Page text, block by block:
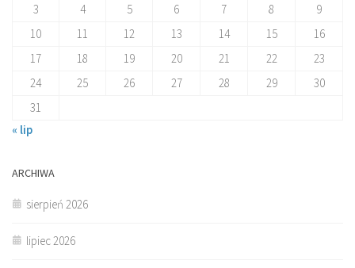
3
4 5 6 7 8
9
10
11 12 13 14 15
16
17
18 19 20 21 22
23
24
25 26 27 28 29
30
31
« lip
ARCHIWA
sierpień 2026
lipiec 2026